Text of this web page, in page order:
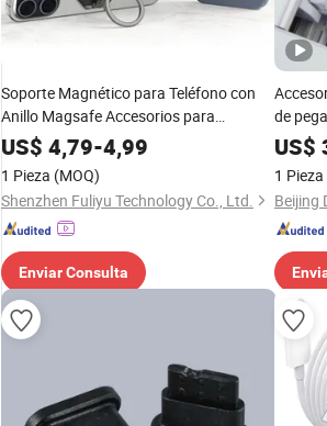
Soporte Magnético para Teléfono con
Anillo Magsafe Accesorios para
Teléfono Móvil para iPhone 15 PRO Max
13 12
US$ 4,79-4,99
1 Pieza (MOQ)
Shenzhen Fuliyu Technology Co., Ltd.
Enviar Consulta
de
US$
1 Pieza